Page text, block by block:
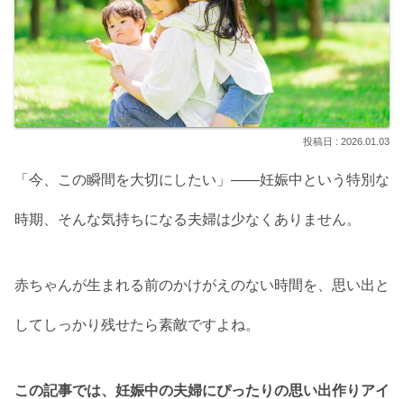
2026.01.03
「今、この瞬間を大切にしたい」——妊娠中という特別な
時期、そんな気持ちになる夫婦は少なくありません。
赤ちゃんが生まれる前のかけがえのない時間を、思い出と
してしっかり残せたら素敵ですよね。
この記事では、妊娠中の夫婦にぴったりの思い出作りアイ